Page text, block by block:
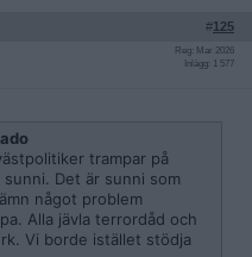
#125
Reg: Mar 2026
Inlägg: 1 577
trampar på
Det är sunni som
något problem
Alla jävla terrordåd och
Vi borde istället stödja